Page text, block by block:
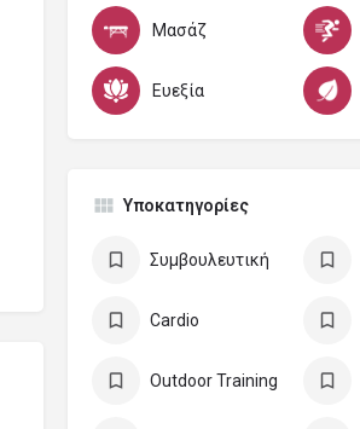
Μασάζ
Ευεξία
Υποκατηγορίες
Συμβουλευτική
Cardio
Outdoor Training